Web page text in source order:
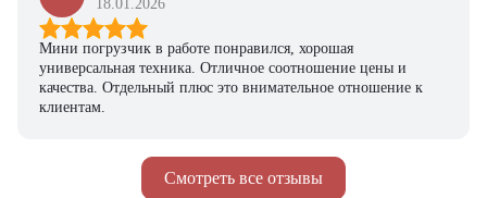
Смотреть все отзывы
18.01.2026
Мини погрузчик в работе понравился, хорошая
универсальная техника. Отличное соотношение цены и
качества. Отдельный плюс это внимательное отношение к
клиентам.